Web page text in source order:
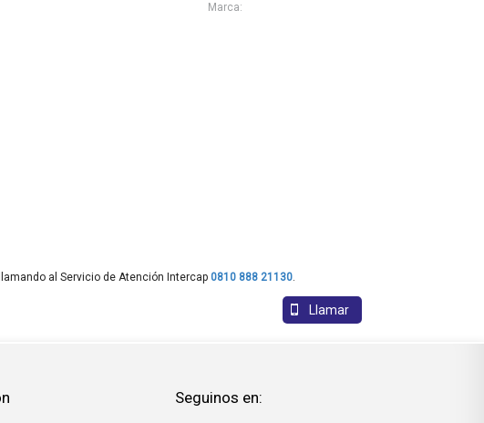
Marca:
al Servicio de Atención Intercap 0810 888 21130.
Llamar
Seguinos en: